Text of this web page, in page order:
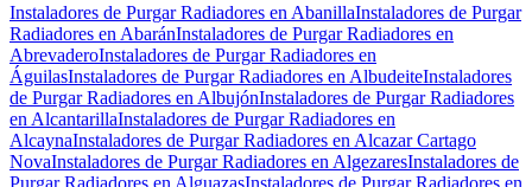
Instaladores de Purgar Radiadores en AbanillaInstaladores de Purgar
Radiadores en AbaránInstaladores de Purgar Radiadores en
AbrevaderoInstaladores de Purgar Radiadores en
ÁguilasInstaladores de Purgar Radiadores en AlbudeiteInstaladores
de Purgar Radiadores en AlbujónInstaladores de Purgar Radiadores
en AlcantarillaInstaladores de Purgar Radiadores en
AlcaynaInstaladores de Purgar Radiadores en Alcazar Cartago
NovaInstaladores de Purgar Radiadores en AlgezaresInstaladores de
Purgar Radiadores en AlguazasInstaladores de Purgar Radiadores en